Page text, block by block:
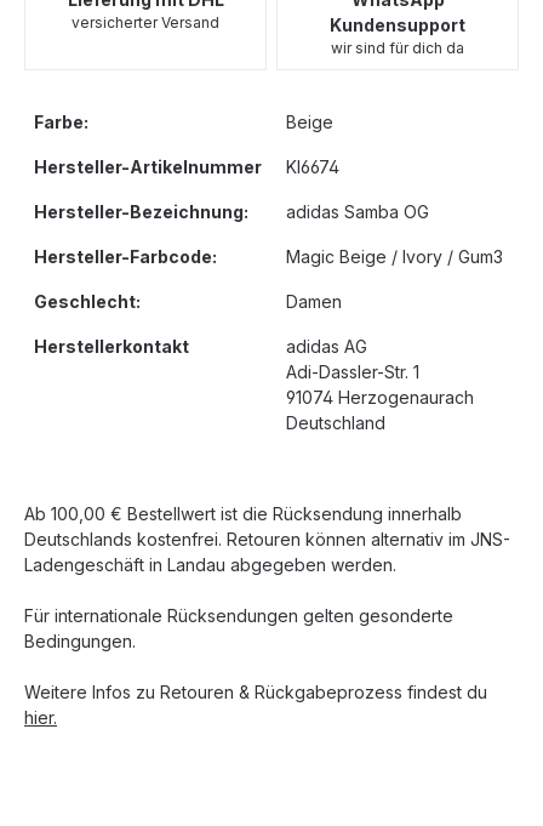
versicherter Versand
Kundensupport
wir sind für dich da
Farbe: Beige
Hersteller-Artikelnummer KI6674
Hersteller-Bezeichnung: adidas Samba OG
Hersteller-Farbcode: Magic Beige / Ivory / Gum3
Geschlecht: Damen
Herstellerkontakt
adidas AG
Adi-Dassler-Str. 1
91074 Herzogenaurach
Deutschland
Ab 100,00 € Bestellwert ist die Rücksendung innerhalb
Deutschlands kostenfrei. Retouren können alternativ im JNS-
Ladengeschäft in Landau abgegeben werden.
Für internationale Rücksendungen gelten gesonderte
Bedingungen.
Weitere Infos zu Retouren & Rückgabeprozess findest du
hier.